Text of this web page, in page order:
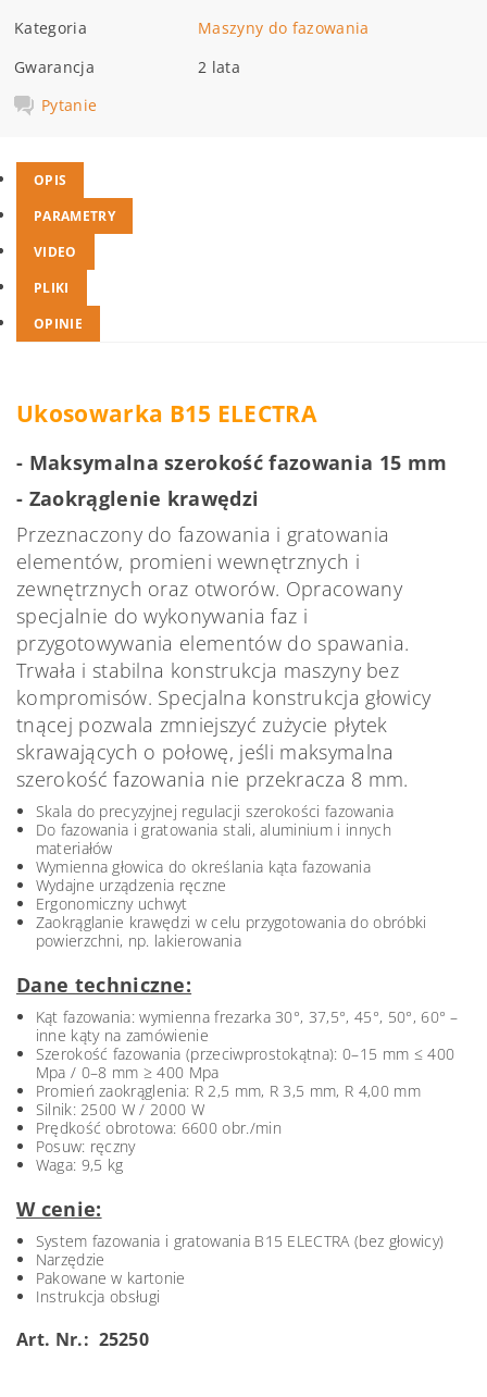
Kategoria
Maszyny do fazowania
Gwarancja
2 lata
Pytanie
OPIS
PARAMETRY
VIDEO
PLIKI
OPINIE
Ukosowarka B15 ELECTRA
- Maksymalna szerokość fazowania 15 mm
- Zaokrąglenie krawędzi
Przeznaczony do fazowania i gratowania
elementów, promieni wewnętrznych i
zewnętrznych oraz otworów. Opracowany
specjalnie do wykonywania faz i
przygotowywania elementów do spawania.
Trwała i stabilna konstrukcja maszyny bez
kompromisów. Specjalna konstrukcja głowicy
tnącej pozwala zmniejszyć zużycie płytek
skrawających o połowę, jeśli maksymalna
szerokość fazowania nie przekracza 8 mm.
Skala do precyzyjnej regulacji szerokości fazowania
Do fazowania i gratowania stali, aluminium i innych
materiałów
Wymienna głowica do określania kąta fazowania
Wydajne urządzenia ręczne
Ergonomiczny uchwyt
Zaokrąglanie krawędzi w celu przygotowania do obróbki
powierzchni, np. lakierowania
Dane techniczne:
Kąt fazowania: wymienna frezarka 30°, 37,5°, 45°, 50°, 60° –
inne kąty na zamówienie
Szerokość fazowania (przeciwprostokątna): 0–15 mm ≤ 400
Mpa / 0–8 mm ≥ 400 Mpa
Promień zaokrąglenia: R 2,5 mm, R 3,5 mm, R 4,00 mm
Silnik: 2500 W / 2000 W
Prędkość obrotowa: 6600 obr./min
Posuw: ręczny
Waga: 9,5 kg
W cenie:
System fazowania i gratowania B15 ELECTRA (bez głowicy)
Narzędzie
Pakowane w kartonie
Instrukcja obsługi
Art. Nr.: 25250